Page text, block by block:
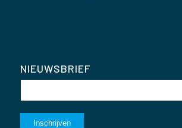
NIEUWSBRIEF